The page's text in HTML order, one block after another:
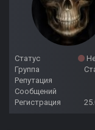
Статус
Группа
Репутация
Сообщений
Регистрация